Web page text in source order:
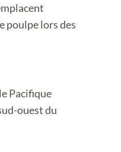
poulpe lors des
Pacifique
ouest du